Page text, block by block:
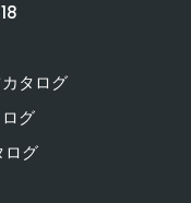
タログ
グ
ログ